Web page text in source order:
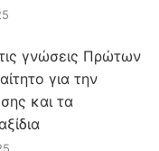
γνώσεις Πρώτων
για την
και τα